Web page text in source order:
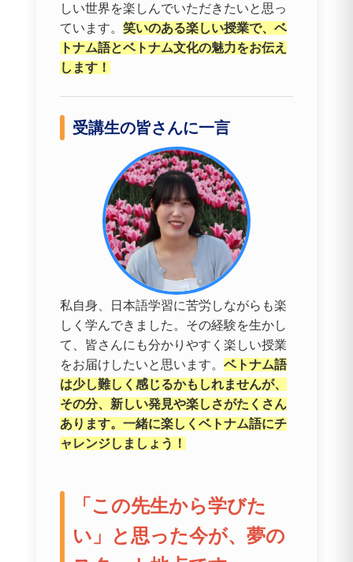
しい世界を楽しんでいただきたいと思っ
ています。 笑いのある楽しい授業で、ベ
トナム語とベトナム文化の魅力をお伝え
します！
受講生の皆さんに一言
私自身、日本語学習に苦労しながらも楽
しく学んできました。その経験を生かし
て、皆さんにも分かりやすく楽しい授業
をお届けしたいと思います。 ベトナム語
は少し難しく感じるかもしれませんが、
その分、新しい発見や楽しさがたくさん
あります。一緒に楽しくベトナム語にチ
ャレンジしましょう！
「この先生から学びた
い」と思った今が、夢の